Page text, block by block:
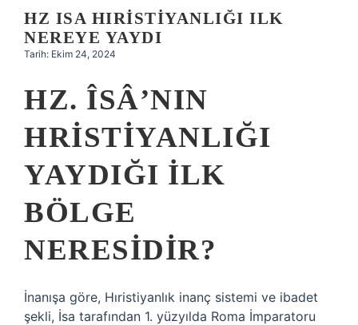
Hakkımızda
HZ ISA HIRISTIYANLIĞI ILK
NEREYE YAYDI
Tarih: Ekim 24, 2024
HZ. ÎSÂ’NIN
HRISTIYANLIĞI
YAYDIĞI ILK
BÖLGE
NERESIDIR?
İnanışa göre, Hıristiyanlık inanç sistemi ve ibadet
şekli, İsa tarafından 1. yüzyılda Roma İmparatoru